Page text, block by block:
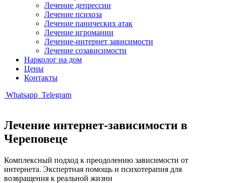
Лечение депрессии
Лечение психоза
Лечение панических атак
Лечение игромании
Лечение-интернет зависимости
Лечение созависимости
Нарколог на дом
Цены
Контакты
Whatsapp Telegram
Лечение интернет-зависимости в
Череповеце
Комплексный подход к преодолению зависимости от
интернета. Экспертная помощь и психотерапия для
возвращения к реальной жизни